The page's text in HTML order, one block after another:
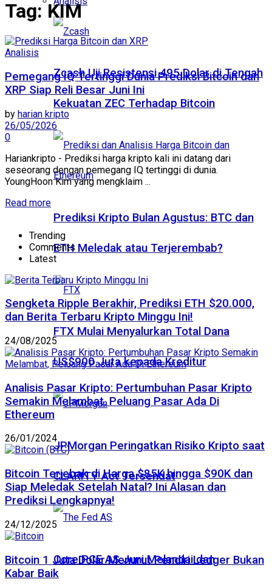
Zcash Uji Resistensi 495 Dolar di Tengah
Kekuatan ZEC Terhadap Bitcoin
Prediksi Kripto Bulan Agustus: BTC dan
ETH Meledak atau Terjerembab?
FTX Mulai Menyalurkan Total Dana
US$900 Juta kepada Kreditur
JPMorgan Peringatkan Risiko Kripto saat
CLARITY Act Tersendat
Core PCE AS Juni Melandai dan
Tag:KIM
Analisis
Pemegang IQ Tertinggi Dunia Prediksi Bitcoin dan
XRP Siap Reli Besar Juni Ini
by harian kripto
26/05/2026
0
Hariankripto - Prediksi harga kripto kali ini datang dari
seseorang dengan pemegang IQ tertinggi di dunia.
YoungHoon Kim yang mengklaim ...
Read more
Trending
Comments
Latest
Sengketa Ripple Berakhir, Prediksi ETH $20.000,
dan Berita Terbaru Kripto Minggu Ini!
24/08/2025
Analisis Pasar Kripto: Pertumbuhan Pasar Kripto
Semakin Melambat, Peluang Pasar Ada Di
Ethereum
26/01/2024
Bitcoin Terjebak di Harga $85K hingga $90K dan
Siap Meledak Setelah Natal? Ini Alasan dan
Prediksi Lengkapnya!
24/12/2025
Bitcoin 1 Juta Dolar Menurut Pendiri Ledger Bukan
Kabar Baik